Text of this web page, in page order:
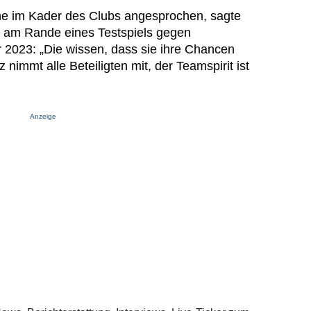
im Kader des Clubs angesprochen, sagte
am Rande eines Testspiels gegen
„Die wissen, dass sie ihre Chancen
nimmt alle Beteiligten mit, der Teamspirit ist
Anzeige